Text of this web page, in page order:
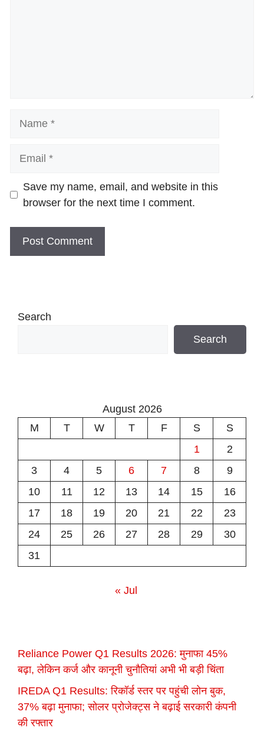
Website
Save my name, email, and website in this
browser for the next time I comment.
Search
Search
August 2026
M
T W T F S
S
1
2
3
4 5 6 7 8
9
10
11 12 13 14 15
16
17
18 19 20 21 22
23
24
25 26 27 28 29
30
31
« Jul
Reliance Power Q1 Results 2026: मुनाफा 45%
बढ़ा, लेकिन कर्ज और कानूनी चुनौतियां अभी भी बड़ी चिंता
IREDA Q1 Results: रिकॉर्ड स्तर पर पहुंची लोन बुक,
37% बढ़ा मुनाफा; सोलर प्रोजेक्ट्स ने बढ़ाई सरकारी कंपनी
की रफ्तार